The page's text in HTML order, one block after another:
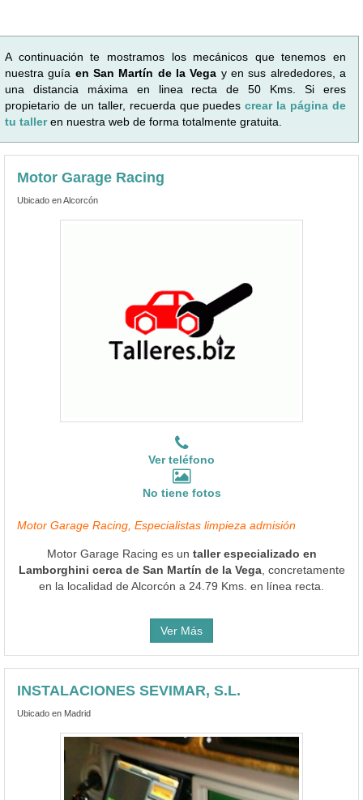
A continuación te mostramos los mecánicos que tenemos en
nuestra guía en San Martín de la Vega y en sus alrededores, a
una distancia máxima en linea recta de 50 Kms. Si eres
propietario de un taller, recuerda que puedescrear la página de
tu talleren nuestra web de forma totalmente gratuita.
Motor Garage Racing
Ubicado en Alcorcón
Ver teléfono
No tiene fotos
Motor Garage Racing, Especialistas limpieza admisión
Motor Garage Racing es un taller especializado en
Lamborghini cerca de San Martín de la Vega, concretamente
en la localidad de Alcorcón a 24.79 Kms. en línea recta.
Ver Más
INSTALACIONES SEVIMAR, S.L.
Ubicado en Madrid